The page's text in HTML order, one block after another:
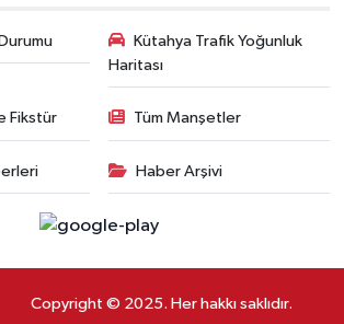
Kütahya Trafik Yoğunluk
Haritası
Fikstür Tüm Manşetler
Haber Arşivi
Copyright © 2025. Her hakkı saklıdır.